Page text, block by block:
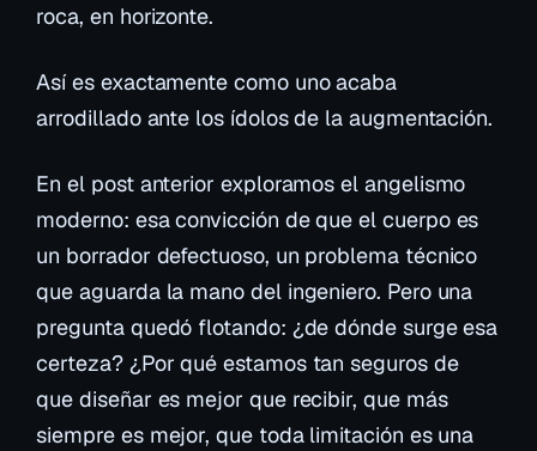
roca, en horizonte.
Así es exactamente como uno acaba
arrodillado ante los ídolos de la augmentación.
En el post anterior exploramos el angelismo
moderno: esa convicción de que el cuerpo es
un borrador defectuoso, un problema técnico
que aguarda la mano del ingeniero. Pero una
pregunta quedó flotando: ¿de dónde surge esa
certeza? ¿Por qué estamos tan seguros de
que diseñar es mejor que recibir, que más
siempre es mejor, que toda limitación es una